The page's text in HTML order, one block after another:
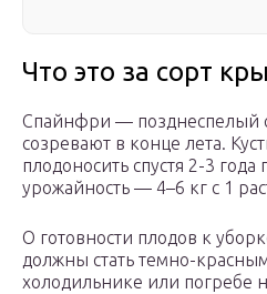
Что это за сорт
Спайнфри — позднеспелый
созревают в конце лета.
плодоносить спустя 2-3 года
урожайность — 4–6 кг с 1
О готовности плодов к
должны стать темно-
холодильнике или погребе